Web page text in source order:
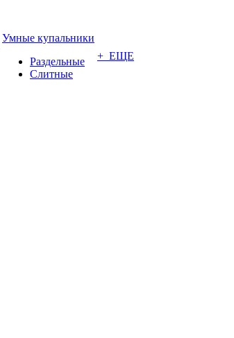
Умные купальники
Раздельные
Слитные
+ ЕЩЕ